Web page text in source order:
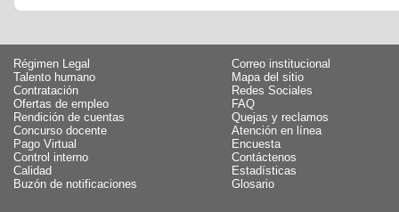
Régimen Legal
Talento humano
Contratación
Ofertas de empleo
Rendición de cuentas
Concurso docente
Pago Virtual
Control interno
Calidad
Buzón de notificaciones
Correo institucional
Mapa del sitio
Redes Sociales
FAQ
Quejas y reclamos
Atención en línea
Encuesta
Contáctenos
Estadísticas
Glosario